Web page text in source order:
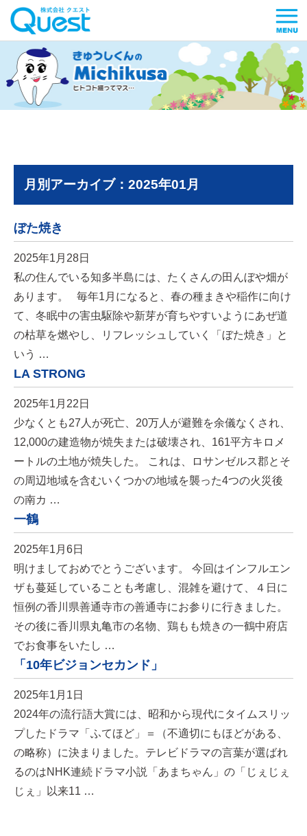
月別アーカイブ：2025年01月
ぼた焼き
2025年1月28日
私の住んでいる知多半島には、たくさんの田んぼや畑が
あります。 毎年1月になると、春の種まきや稲作に向け
て、冬眠中の害虫駆除や新芽が育ちやすいようにあぜ道
の枯草を燃やし、リフレッシュしていく「ぼた焼き」と
いう …
LA STRONG
2025年1月22日
少なくとも27人が死亡、20万人が避難を余儀なくされ、
12,000の建造物が焼失または破壊され、161平方キロメ
ートルの土地が焼失した。 これは、ロサンゼルス郡とそ
の周辺地域を含むいくつかの地域を襲った4つの火災後
の南カ …
一鶴
2025年1月6日
明けましておめでとうございます。 今回はインフルエン
ザも蔓延していることも考慮し、混雑を避けて、４日に
恒例の香川県善通寺市の善通寺にお参りに行きました。
その後に香川県丸亀市の名物、鶏もも焼きの一鶴中府店
でお食事をいたし …
「10年ビジョンセカンド」
2025年1月1日
2024年の流行語大賞には、昭和から現代にタイムスリッ
プしたドラマ「ふてほど」＝（不適切にもほどがある、
の略称）に決まりました。テレビドラマの言葉が選ばれ
るのはNHK連続ドラマ小説「あまちゃん」の「じぇじぇ
じぇ」以来11 …